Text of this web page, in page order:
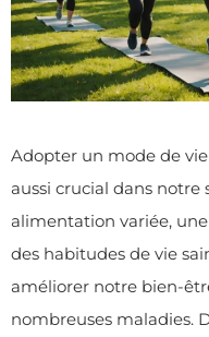
Adopter un mode de
aussi crucial dans notre
alimentation variée,
des habitudes de vie
améliorer notre bien-
nombreuses maladies.